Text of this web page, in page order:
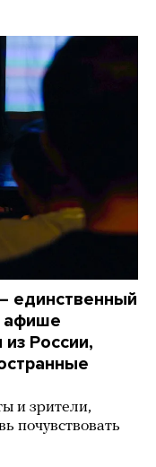
единственный
афише
России,
и зрители,
почувствовать